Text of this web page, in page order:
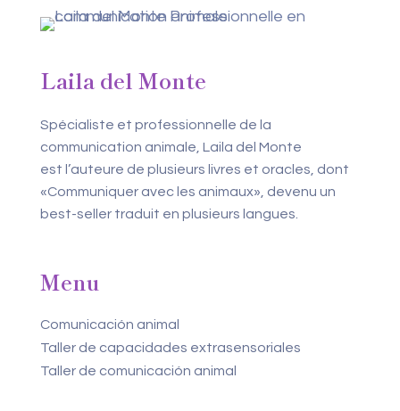
Laila del Monte
Spécialiste et professionnelle de la
communication animale, Laila del Monte
est l’auteure de plusieurs livres et oracles, dont
«Communiquer avec les animaux», devenu un
best-seller traduit en plusieurs langues.
Menu
Comunicación animal
Taller de capacidades extrasensoriales
Taller de comunicación animal